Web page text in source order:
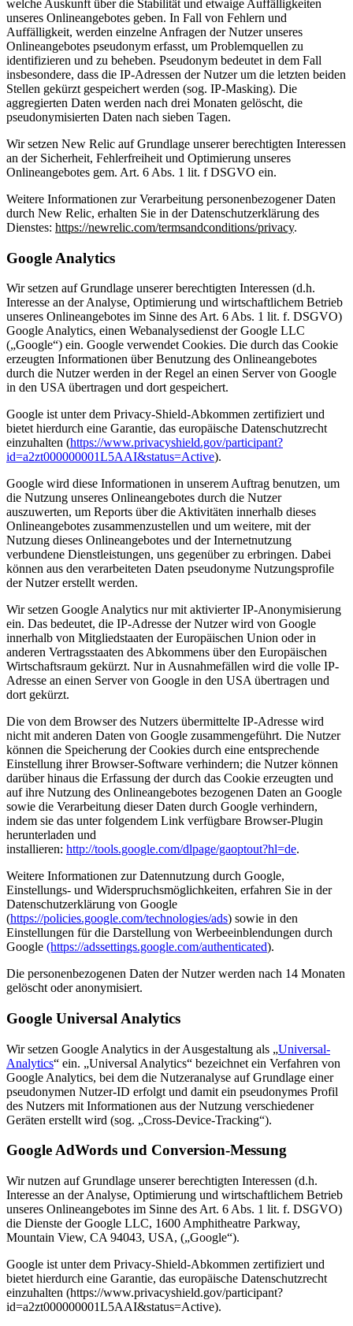
welche Auskunft über die Stabilität und etwaige Auffälligkeiten
unseres Onlineangebotes geben. In Fall von Fehlern und
Auffälligkeit, werden einzelne Anfragen der Nutzer unseres
Onlineangebotes pseudonym erfasst, um Problemquellen zu
identifizieren und zu beheben. Pseudonym bedeutet in dem Fall
insbesondere, dass die IP-Adressen der Nutzer um die letzten beiden
Stellen gekürzt gespeichert werden (sog. IP-Masking). Die
aggregierten Daten werden nach drei Monaten gelöscht, die
pseudonymisierten Daten nach sieben Tagen.
Wir setzen New Relic auf Grundlage unserer berechtigten Interessen
an der Sicherheit, Fehlerfreiheit und Optimierung unseres
Onlineangebotes gem. Art. 6 Abs. 1 lit. f DSGVO ein.
Weitere Informationen zur Verarbeitung personenbezogener Daten
durch New Relic, erhalten Sie in der Datenschutzerklärung des
Dienstes: https://newrelic.com/termsandconditions/privacy.
Google Analytics
Wir setzen auf Grundlage unserer berechtigten Interessen (d.h.
Interesse an der Analyse, Optimierung und wirtschaftlichem Betrieb
unseres Onlineangebotes im Sinne des Art. 6 Abs. 1 lit. f. DSGVO)
Google Analytics, einen Webanalysedienst der Google LLC
(„Google“) ein. Google verwendet Cookies. Die durch das Cookie
erzeugten Informationen über Benutzung des Onlineangebotes
durch die Nutzer werden in der Regel an einen Server von Google
in den USA übertragen und dort gespeichert.
Google ist unter dem Privacy-Shield-Abkommen zertifiziert und
bietet hierdurch eine Garantie, das europäische Datenschutzrecht
einzuhalten (https://www.privacyshield.gov/participant?
id=a2zt000000001L5AAI&status=Active).
Google wird diese Informationen in unserem Auftrag benutzen, um
die Nutzung unseres Onlineangebotes durch die Nutzer
auszuwerten, um Reports über die Aktivitäten innerhalb dieses
Onlineangebotes zusammenzustellen und um weitere, mit der
Nutzung dieses Onlineangebotes und der Internetnutzung
verbundene Dienstleistungen, uns gegenüber zu erbringen. Dabei
können aus den verarbeiteten Daten pseudonyme Nutzungsprofile
der Nutzer erstellt werden.
Wir setzen Google Analytics nur mit aktivierter IP-Anonymisierung
ein. Das bedeutet, die IP-Adresse der Nutzer wird von Google
innerhalb von Mitgliedstaaten der Europäischen Union oder in
anderen Vertragsstaaten des Abkommens über den Europäischen
Wirtschaftsraum gekürzt. Nur in Ausnahmefällen wird die volle IP-
Adresse an einen Server von Google in den USA übertragen und
dort gekürzt.
Die von dem Browser des Nutzers übermittelte IP-Adresse wird
nicht mit anderen Daten von Google zusammengeführt. Die Nutzer
können die Speicherung der Cookies durch eine entsprechende
Einstellung ihrer Browser-Software verhindern; die Nutzer können
darüber hinaus die Erfassung der durch das Cookie erzeugten und
auf ihre Nutzung des Onlineangebotes bezogenen Daten an Google
sowie die Verarbeitung dieser Daten durch Google verhindern,
indem sie das unter folgendem Link verfügbare Browser-Plugin
herunterladen und
installieren: http://tools.google.com/dlpage/gaoptout?hl=de.
Weitere Informationen zur Datennutzung durch Google,
Einstellungs- und Widerspruchsmöglichkeiten, erfahren Sie in der
Datenschutzerklärung von Google
(https://policies.google.com/technologies/ads) sowie in den
Einstellungen für die Darstellung von Werbeeinblendungen durch
Google (https://adssettings.google.com/authenticated).
Die personenbezogenen Daten der Nutzer werden nach 14 Monaten
gelöscht oder anonymisiert.
Google Universal Analytics
Wir setzen Google Analytics in der Ausgestaltung als „Universal-
Analytics“ ein. „Universal Analytics“ bezeichnet ein Verfahren von
Google Analytics, bei dem die Nutzeranalyse auf Grundlage einer
pseudonymen Nutzer-ID erfolgt und damit ein pseudonymes Profil
des Nutzers mit Informationen aus der Nutzung verschiedener
Geräten erstellt wird (sog. „Cross-Device-Tracking“).
Google AdWords und Conversion-Messung
Wir nutzen auf Grundlage unserer berechtigten Interessen (d.h.
Interesse an der Analyse, Optimierung und wirtschaftlichem Betrieb
unseres Onlineangebotes im Sinne des Art. 6 Abs. 1 lit. f. DSGVO)
die Dienste der Google LLC, 1600 Amphitheatre Parkway,
Mountain View, CA 94043, USA, („Google“).
Google ist unter dem Privacy-Shield-Abkommen zertifiziert und
bietet hierdurch eine Garantie, das europäische Datenschutzrecht
einzuhalten (https://www.privacyshield.gov/participant?
id=a2zt000000001L5AAI&status=Active).